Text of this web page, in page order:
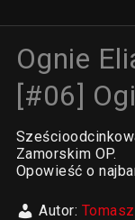
Ognie
[#06]
Zamorskim OP.
Opowieść o
Autor: